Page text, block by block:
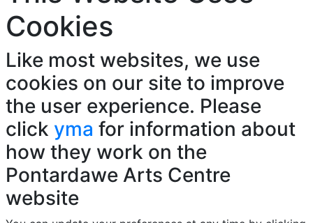
Cookies
Like most websites, we use
cookies on our site to improve
the user experience. Please
click yma for information about
how they work on the
Pontardawe Arts Centre
website